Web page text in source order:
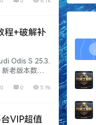
程+破解补
Odis S 25.3.
老版本数
0 0 5.9k
VIP超值